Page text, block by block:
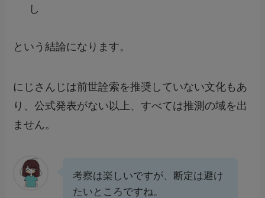
し
という結論になります。
にじさんじは前世詮索を推奨していない文化もあ
り、公式発表がない以上、すべては推測の域を出
ません。
考察は楽しいですが、断定は避け
たいところですね。